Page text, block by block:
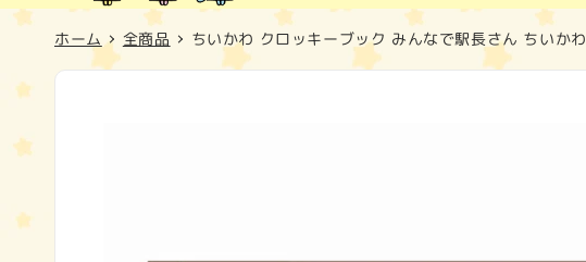
ホーム 全商品 ちいかわ クロッキーブック みんなで駅長さん ちいかわ